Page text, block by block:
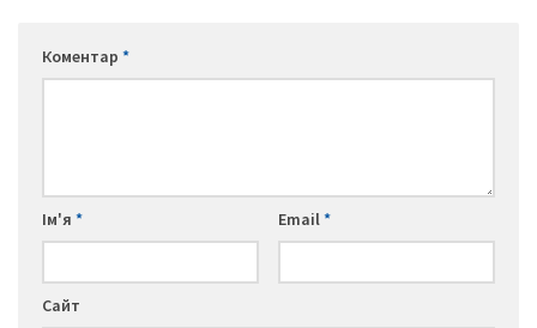
Коментар *
Ім'я * Email*
Сайт